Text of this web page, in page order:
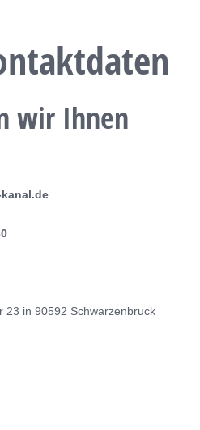
wir Ihnen
23 in 90592 Schwarzenbruck